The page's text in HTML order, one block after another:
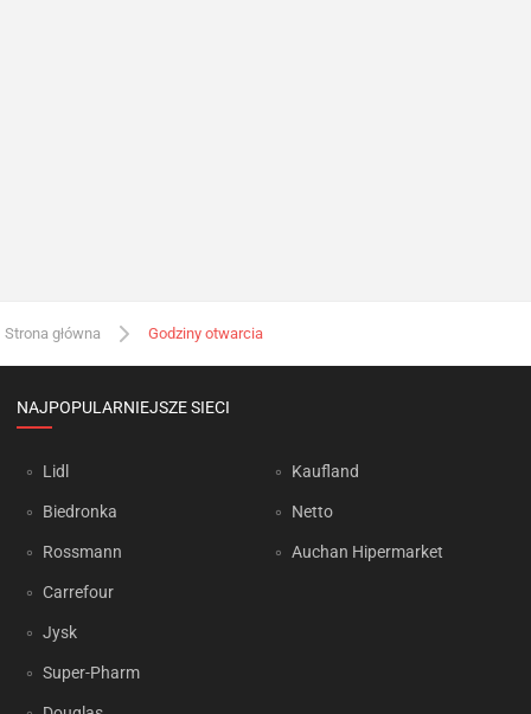
Strona główna Godziny otwarcia
NAJPOPULARNIEJSZE SIECI
Lidl
Biedronka
Rossmann
Carrefour
Jysk
Super-Pharm
Kaufland
Netto
Auchan Hipermarket